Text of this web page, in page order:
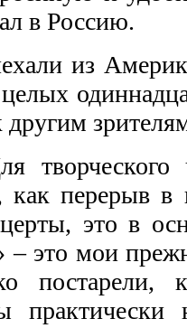
в Россию.
из
другим
как перерыв
это в
– это мои